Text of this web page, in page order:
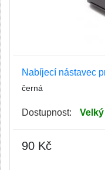
Nabíjecí nástavec
černá
Dostupnost:
90 Kč